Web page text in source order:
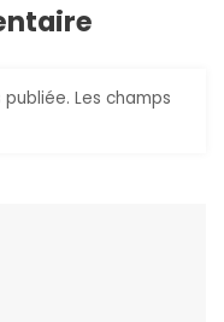
Les champs